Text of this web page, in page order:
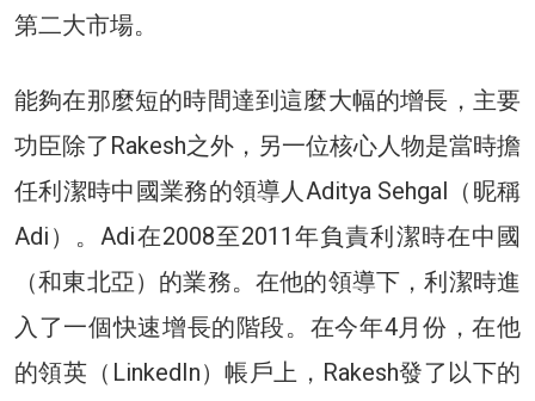
第二大市場。
能夠在那麼短的時間達到這麼大幅的增長，主要
功臣除了Rakesh之外，另一位核心人物是當時擔
任利潔時中國業務的領導人Aditya Sehgal（昵稱
Adi）。Adi在2008至2011年負責利潔時在中國
（和東北亞）的業務。在他的領導下，利潔時進
入了一個快速增長的階段。在今年4月份，在他
的領英（LinkedIn）帳戶上，Rakesh發了以下的